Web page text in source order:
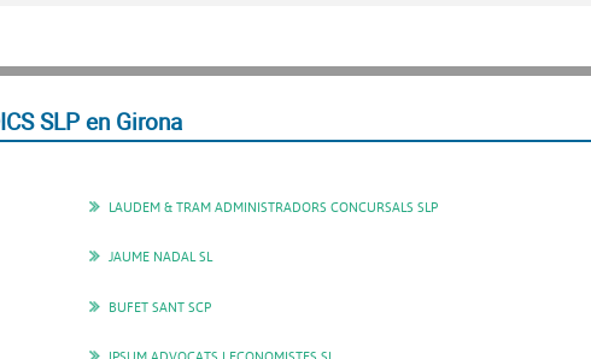
SLP en Girona
LAUDEM & TRAM ADMINISTRADORS CONCURSALS SLP
JAUME NADAL SL
BUFET SANT SCP